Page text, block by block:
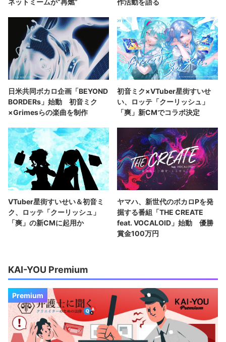
ネットミームが“再燃” 作活動を語る
日米共同ボカロ企画「BEYOND
BORDERs」始動 初音ミク
×Grimesらの楽曲を制作
初音ミク×VTuber星街すいせ
い、ロッテ「クーリッシュ」
「爽」新CMでコラボ決定
VTuber星街すいせい＆初音ミ
ク、ロッテ「クーリッシュ」
「爽」の新CMに起用か
ヤマハ、新世代のボカロPを発
掘する番組「THE CREATE
feat. VOCALOID」始動 優勝
賞金100万円
KAI-YOU Premium
Premium